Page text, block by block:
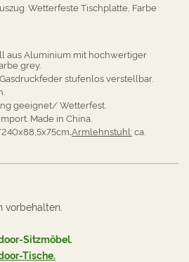
Wetterfeste Tischplatte, Farbe
aus Aluminium mit hochwertiger
grey.
stufenlos verstellbar.
geeignet/ Wetterfest.
Made in China.
.Armlehnstuhl:ca.
vorbehalten.
Sitzmöbel.
Tische.